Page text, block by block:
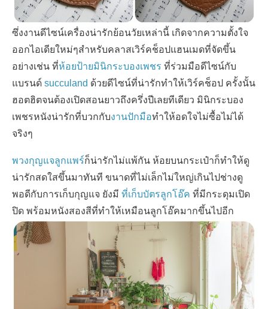
ซึ่งงานดีไซน์เครื่องน่ารักย้อนวัยเหล่านี้ เกิดจากความตั้งใจ
ออกไอเดียใหม่ๆสำหรับคลาสเวิร์คช็อปแฮนเมดที่จัดขึ้น
อย่างเช่น ที่ห้อยป้ายมินิกระบองเพชร ที่ร่วมมือดีไซน์กับ
แบรนด์ succuland ด้วยดีไซน์ที่น่ารักทำให้เวิร์คช็อป ครั้งนั้น
ฮอตฮิตจนต้องเปิดสอนยาวถึงครึ่งปีเลยทีเดียว มินิกระบอง
เพชรหนังน่ารักที่บวกกับงานปักมือทำให้อดใจไม่ซื้อไม่ได้
จริงๆ
พวงกุญแจลูกแพร์ก็น่ารักไม่แพ้กัน ห้อยบนกระเป๋าก็ทำให้ดู
น่ารักสดใสขึ้นมาทันที ขนาดที่ไม่เล็กไม่ใหญ่เกินไปช่างดู
พอดีกับการเก็บกุญแจ ยังมี ที่เก็บบัตรลูกโอ๊ค ที่มีกระดุมเปิด
ปิด พร้อมหนังสองสีที่ทำให้เหมือนลูกโอ๊คมากขึ้นไปอีก